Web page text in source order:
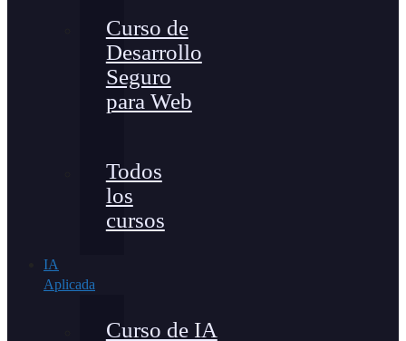
Curso de
Desarrollo
Seguro
para Web
Todos
los
cursos
IA
Aplicada
Curso de IA